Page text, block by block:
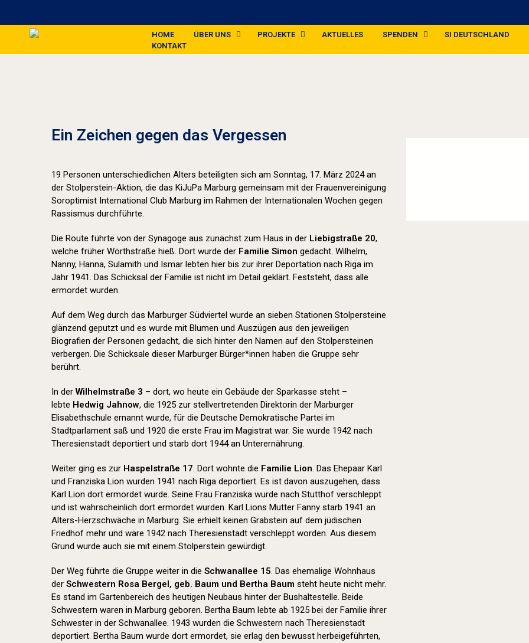
HOME ÜBER UNS PROJEKTE AKTUELLES SPENDEN
SI DEUTSCHLAND
KONTAKT
Ein Zeichen gegen das Vergessen
19 Personen unterschiedlichen Alters beteiligten sich am Sonntag, 17. März 2024 an
der Stolperstein-Aktion, die das KiJuPa Marburg gemeinsam mit der Frauenvereinigung
Soroptimist International Club Marburg im Rahmen der Internationalen Wochen gegen
Rassismus durchführte.
Die Route führte von der Synagoge aus zunächst zum Haus in der Liebigstraße 20,
welche früher Wörthstraße hieß. Dort wurde der Familie Simon gedacht. Wilhelm,
Nanny, Hanna, Sulamith und Ismar lebten hier bis zur ihrer Deportation nach Riga im
Jahr 1941. Das Schicksal der Familie ist nicht im Detail geklärt. Feststeht, dass alle
ermordet wurden.
Auf dem Weg durch das Marburger Südviertel wurde an sieben Stationen Stolpersteine
glänzend geputzt und es wurde mit Blumen und Auszügen aus den jeweiligen
Biografien der Personen gedacht, die sich hinter den Namen auf den Stolpersteinen
verbergen. Die Schicksale dieser Marburger Bürger*innen haben die Gruppe sehr
berührt.
In der Wilhelmstraße 3 – dort, wo heute ein Gebäude der Sparkasse steht –
lebte Hedwig Jahnow, die 1925 zur stellvertretenden Direktorin der Marburger
Elisabethschule ernannt wurde, für die Deutsche Demokratische Partei im
Stadtparlament saß und 1920 die erste Frau im Magistrat war. Sie wurde 1942 nach
Theresienstadt deportiert und starb dort 1944 an Unterernährung.
Weiter ging es zur Haspelstraße 17. Dort wohnte die Familie Lion. Das Ehepaar Karl
und Franziska Lion wurden 1941 nach Riga deportiert. Es ist davon auszugehen, dass
Karl Lion dort ermordet wurde. Seine Frau Franziska wurde nach Stutthof verschleppt
und ist wahrscheinlich dort ermordet wurden. Karl Lions Mutter Fanny starb 1941 an
Alters-Herzschwäche in Marburg. Sie erhielt keinen Grabstein auf dem jüdischen
Friedhof mehr und wäre 1942 nach Theresienstadt verschleppt worden. Aus diesem
Grund wurde auch sie mit einem Stolperstein gewürdigt.
Der Weg führte die Gruppe weiter in die Schwanallee 15. Das ehemalige Wohnhaus
der Schwestern Rosa Bergel, geb. Baum und Bertha Baum steht heute nicht mehr.
Es stand im Gartenbereich des heutigen Neubaus hinter der Bushaltestelle. Beide
Schwestern waren in Marburg geboren. Bertha Baum lebte ab 1925 bei der Familie ihrer
Schwester in der Schwanallee. 1943 wurden die Schwestern nach Theresienstadt
deportiert. Bertha Baum wurde dort ermordet, sie erlag den bewusst herbeigeführten,